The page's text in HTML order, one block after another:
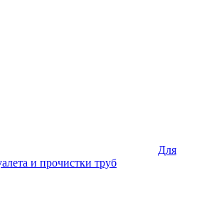
Для
и прочистки труб